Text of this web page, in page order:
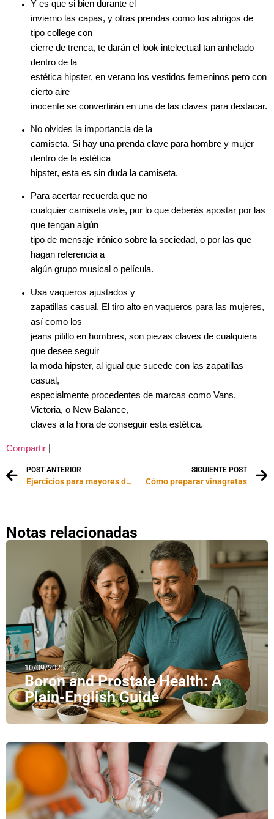
Y es que si bien durante el
invierno las capas, y otras prendas como los abrigos de
tipo college con
cierre de trenca, te darán el look intelectual tan anhelado
dentro de la
estética hipster, en verano los vestidos femeninos pero con
cierto aire
inocente se convertirán en una de las claves para destacar.
No olvides la importancia de la
camiseta. Si hay una prenda clave para hombre y mujer
dentro de la estética
hipster, esta es sin duda la camiseta.
Para acertar recuerda que no
cualquier camiseta vale, por lo que deberás apostar por las
que tengan algún
tipo de mensaje irónico sobre la sociedad, o por las que
hagan referencia a
algún grupo musical o película.
Usa vaqueros ajustados y
zapatillas casual. El tiro alto en vaqueros para las mujeres,
así como los
jeans pitillo en hombres, son piezas claves de cualquiera
que desee seguir
la moda hipster, al igual que sucede con las zapatillas
casual,
especialmente procedentes de marcas como Vans,
Victoria, o New Balance,
claves a la hora de conseguir esta estética.
Compartir |
POST ANTERIOR
Ejercicios para mayores de 60
SIGUIENTE POST
Cómo preparar vinagretas
Notas relacionadas
10/09/2025
Boron and Prostate Health: A
Plain-English Guide